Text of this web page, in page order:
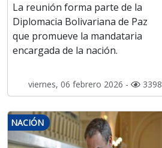
La reunión forma parte de la
Diplomacia Bolivariana de Paz
que promueve la mandataria
encargada de la nación.
viernes, 06 febrero 2026 - 3398
NACIÓN